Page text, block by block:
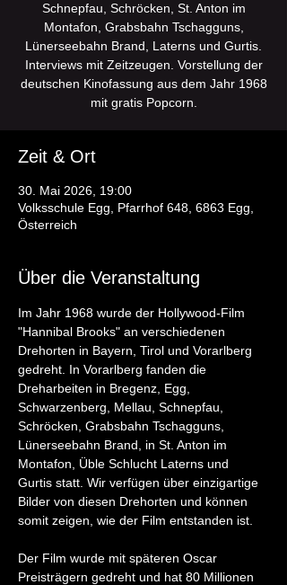
Schnepfau, Schröcken, St. Anton im
Montafon, Grabsbahn Tschagguns,
Lünerseebahn Brand, Laterns und Gurtis.
Interviews mit Zeitzeugen. Vorstellung der
deutschen Kinofassung aus dem Jahr 1968
mit gratis Popcorn.
Zeit & Ort
30. Mai 2026, 19:00
Volksschule Egg, Pfarrhof 648, 6863 Egg,
Österreich
Über die Veranstaltung
Im Jahr 1968 wurde der Hollywood-Film
"Hannibal Brooks" an verschiedenen
Drehorten in Bayern, Tirol und Vorarlberg
gedreht. In Vorarlberg fanden die
Dreharbeiten in Bregenz, Egg,
Schwarzenberg, Mellau, Schnepfau,
Schröcken, Grabsbahn Tschagguns,
Lünerseebahn Brand, in St. Anton im
Montafon, Üble Schlucht Laterns und
Gurtis statt. Wir verfügen über einzigartige
Bilder von diesen Drehorten und können
somit zeigen, wie der Film entstanden ist.
Der Film wurde mit späteren Oscar
Preisträgern gedreht und hat 80 Millionen